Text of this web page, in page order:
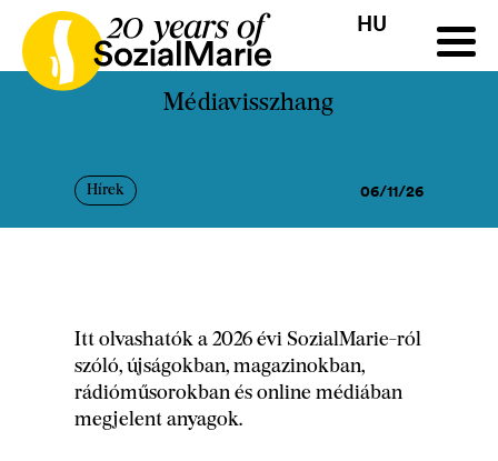
HU
HU SK SL
PályázatProjektekInsights Podcast
Médiavisszhang
Hírek 06/11/26
Itt olvashatók a 2026 évi SozialMarie-ról
szóló, újságokban, magazinokban,
rádióműsorokban és online médiában
megjelent anyagok.